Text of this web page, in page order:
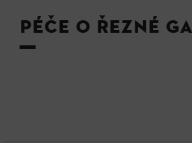
PÉČE O ŘEZNÉ